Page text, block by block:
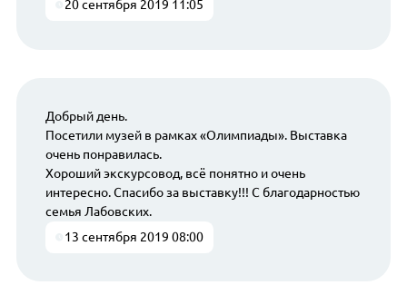
20 сентября 2019 11:05
Добрый день.
Посетили музей в рамках «Олимпиады». Выставка
очень понравилась.
Хороший экскурсовод, всё понятно и очень
интересно. Спасибо за выставку!!! С благодарностью
семья Лабовских.
13 сентября 2019 08:00